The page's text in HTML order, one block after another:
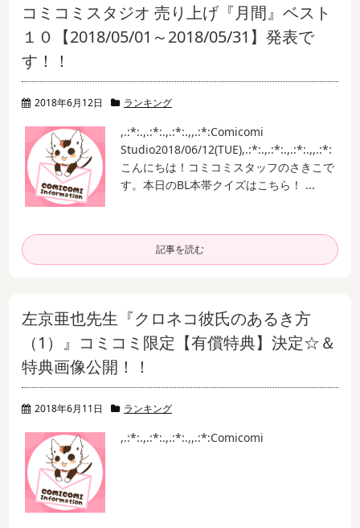
コミコミスタジオ 売り上げ『月間』ベスト
１０【2018/05/01～2018/05/31】発表で
す！！
2018年6月12日 ランキング
,.:*:.,.:*:.,.:*:.,,.:*:Comicomi
Studio2018/06/12(TUE),.:*:.,.:*:.,.:*:.,,.:*:
こんにちは！ コミコミスタッフのさきこで
す。 本日のBL本帯クイズはこちら！ ...
記事を読む
左京亜也先生『クロネコ彼氏のあるき方
（1）』コミコミ限定【有償特典】決定☆＆
特典画像公開！！
2018年6月11日 ランキング
,.:*:.,.:*:.,.:*:.,,.:*:Comicomi